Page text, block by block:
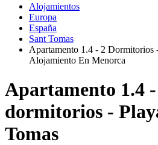
Alojamientos
Europa
España
Sant Tomas
Apartamento 1.4 - 2 Dormitorios
Alojamiento En Menorca
Apartamento 1.4
dormitorios -
Tomas